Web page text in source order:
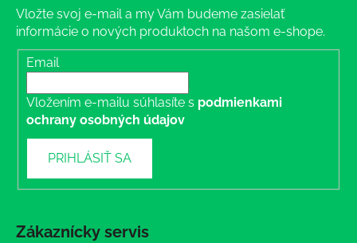
Vložte svoj e-mail a my Vám budeme zasielať
informácie o nových produktoch na našom e-shope.
Email
Vložením e-mailu súhlasíte s podmienkami
ochrany osobných údajov
PRIHLÁSIŤ SA
Zákaznícky servis